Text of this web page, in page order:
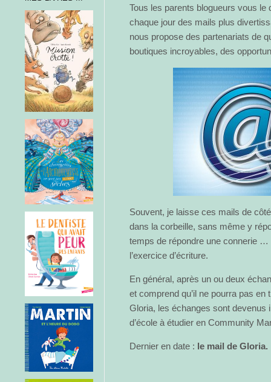
Tous les parents blogueurs vous
chaque jour des mails plus
nous propose des partenariats de
boutiques incroyables, des
Souvent, je laisse ces mails de
dans la corbeille, sans même y
temps de répondre une connerie
l’exercice d’écriture.
En général, après un ou deux
et comprend qu’il ne pourra pas
Gloria, les échanges sont devenus
d’école à étudier en Community
Dernier en date : le mail de Gloria.